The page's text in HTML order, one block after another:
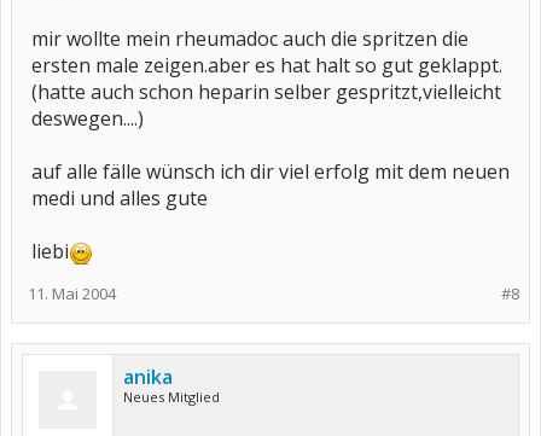
mir wollte mein rheumadoc auch die spritzen die
ersten male zeigen.aber es hat halt so gut geklappt.
(hatte auch schon heparin selber gespritzt,vielleicht
deswegen....)
auf alle fälle wünsch ich dir viel erfolg mit dem neuen
medi und alles gute
liebi
#8
11. Mai 2004
anika
Neues Mitglied